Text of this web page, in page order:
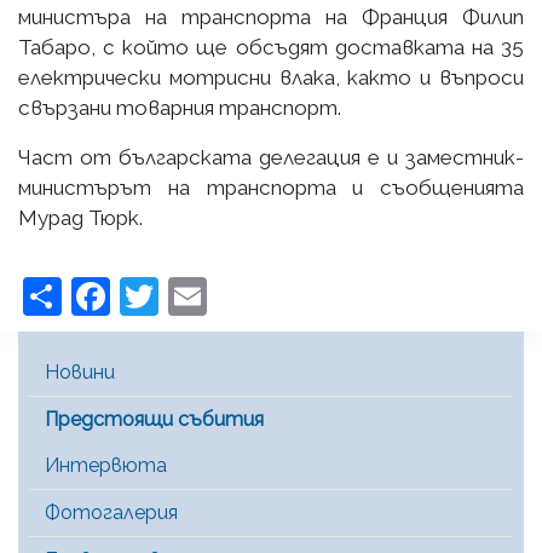
министъра на транспорта на Франция Филип
Табаро, с който ще обсъдят доставката на 35
електрически мотрисни влака, както и въпроси
свързани товарния транспорт.
Част от българската делегация е и заместник-
министърът на транспорта и съобщенията
Мурад Тюрк.
ShareFacebook
Twitter
Main Menu [BG]
Новини
Предстоящи събития
Интервюта
Фотогалерия